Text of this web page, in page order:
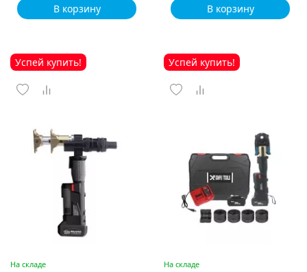
В корзину В корзину
Успей купить!
На складе
Успей купить!
На складе